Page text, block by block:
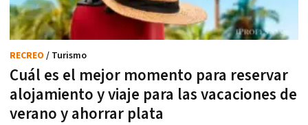
Cuál es el mejor momento para reservar
alojamiento y viaje para las vacaciones de
verano y ahorrar plata
RECREO / Turismo